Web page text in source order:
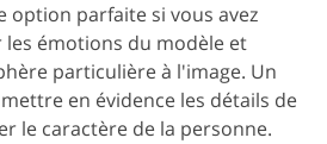
option parfaite si vous avez
émotions du modèle et
particulière à l'image. Un
en évidence les détails de
le caractère de la personne.